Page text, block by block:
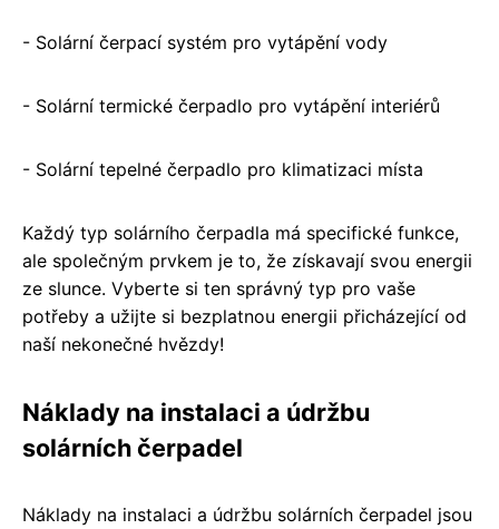
- Solární čerpací systém pro vytápění vody
- Solární termické čerpadlo pro vytápění interiérů
- Solární tepelné čerpadlo pro klimatizaci místa
Každý typ solárního čerpadla má specifické funkce,
ale společným prvkem je to, že získavají svou energii
ze slunce. Vyberte si ten správný typ pro vaše
potřeby a užijte si bezplatnou energii přicházející od
naší nekonečné hvězdy!
Náklady na instalaci a údržbu
solárních čerpadel
Náklady na instalaci a údržbu solárních čerpadel jsou